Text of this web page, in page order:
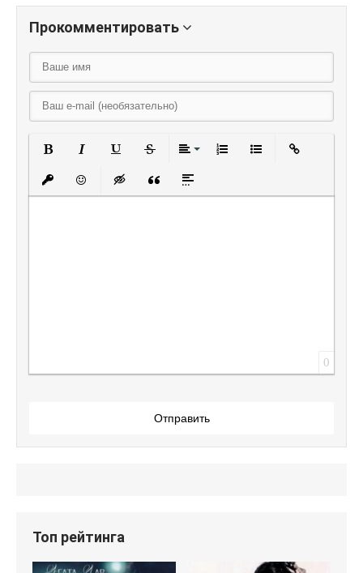
Прокомментировать
Полужирный
Курсив
Вставить защищенную ссылку
Вставить смайлик
Вставка скрытого текста
Вставка цитаты
Вставка спойлера
0
Отправить
Топ рейтинга